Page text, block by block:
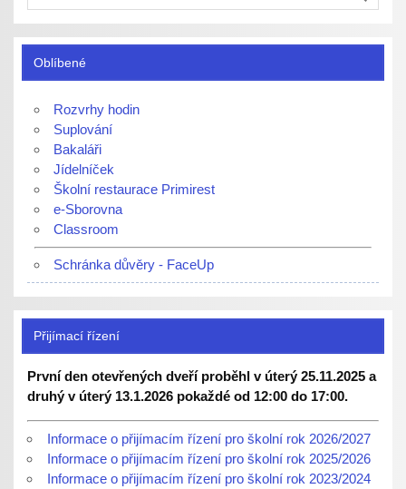
Oblíbené
Rozvrhy hodin
Suplování
Bakaláři
Jídelníček
Školní restaurace Primirest
e-Sborovna
Classroom
Schránka důvěry - FaceUp
Přijímací řízení
První den otevřených dveří proběhl v úterý 25.11.2025 a
druhý v úterý 13.1.2026 pokaždé od 12:00 do 17:00.
Informace o přijímacím řízení pro školní rok 2026/2027
Informace o přijímacím řízení pro školní rok 2025/2026
Informace o přijímacím řízení pro školní rok 2023/2024